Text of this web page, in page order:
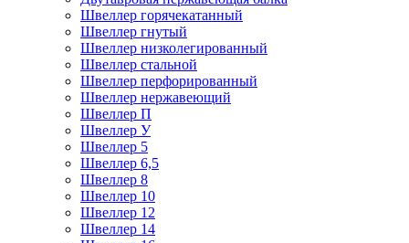
Швеллер горячекатанный
Швеллер гнутый
Швеллер низколегированный
Швеллер стальной
Швеллер перфорированный
Швеллер нержавеющий
Швеллер П
Швеллер У
Швеллер 5
Швеллер 6,5
Швеллер 8
Швеллер 10
Швеллер 12
Швеллер 14